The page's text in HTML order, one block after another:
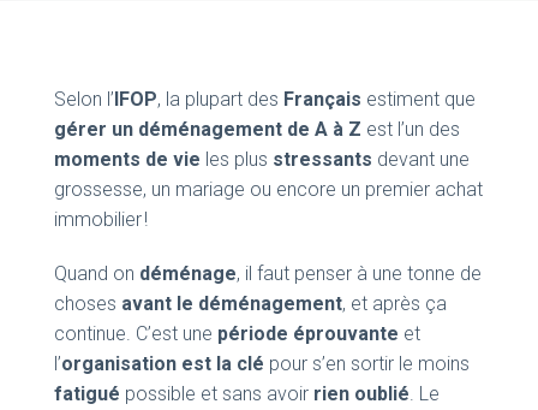
Selon l’IFOP, la plupart des Français estiment que
gérer un déménagement de A à Z est l’un des
moments de vie les plus stressants devant une
grossesse, un mariage ou encore un premier achat
immobilier !
Quand on déménage, il faut penser à une tonne de
choses avant le déménagement, et après ça
continue. C’est une période éprouvante et
l’organisation est la clé pour s’en sortir le moins
fatigué possible et sans avoir rien oublié. Le